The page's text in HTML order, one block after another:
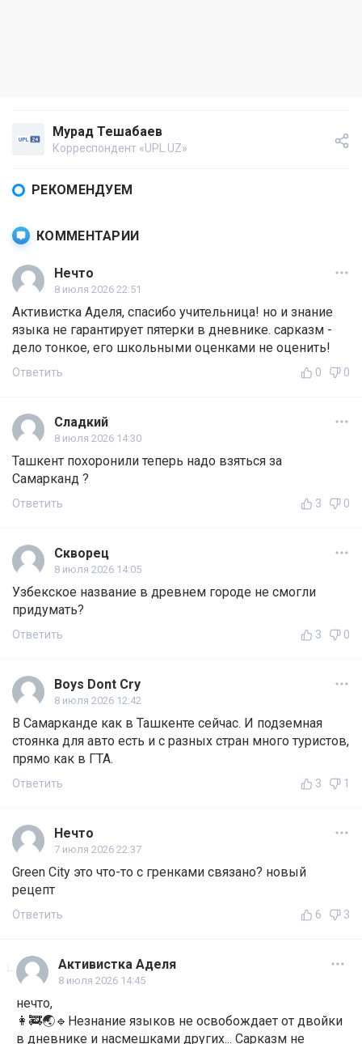
Мурад Тешабаев
Корреспондент «UPL.UZ»
РЕКОМЕНДУЕМ
КОММЕНТАРИИ
Нечто
8 июля 2026 22:51
Активистка Аделя, спасибо учительница! но и знание
языка не гарантирует пятерки в дневнике. сарказм -
дело тонкое, его школьными оценками не оценить!
Ответить 0 0
Сладкий
8 июля 2026 14:30
Ташкент похоронили теперь надо взяться за
Самарканд ?
Ответить 3 0
Скворец
8 июля 2026 14:05
Узбекское название в древнем городе не смогли
придумать?
Ответить 3 0
Boys Dont Cry
8 июля 2026 12:42
В Самарканде как в Ташкенте сейчас. И подземная
стоянка для авто есть и с разных стран много туристов,
прямо как в ГТА.
Ответить 3 1
Нечто
7 июля 2026 22:37
Green City это что-то с гренками связано? новый
рецепт
Ответить 6 3
Активистка Аделя
8 июля 2026 14:45
нечто,
👩‍🚒🌏🔹Незнание языков не освобождает от двойки
в дневнике и насмешками других... Сарказм не